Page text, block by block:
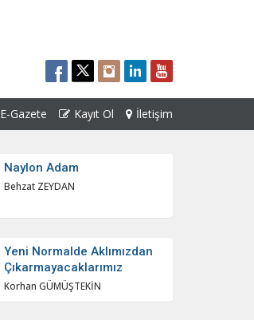
E-Gazete Kayıt Ol İletişim
Naylon Adam
Behzat ZEYDAN
Yeni Normalde Aklımızdan
Çıkarmayacaklarımız
Korhan GÜMÜŞTEKİN